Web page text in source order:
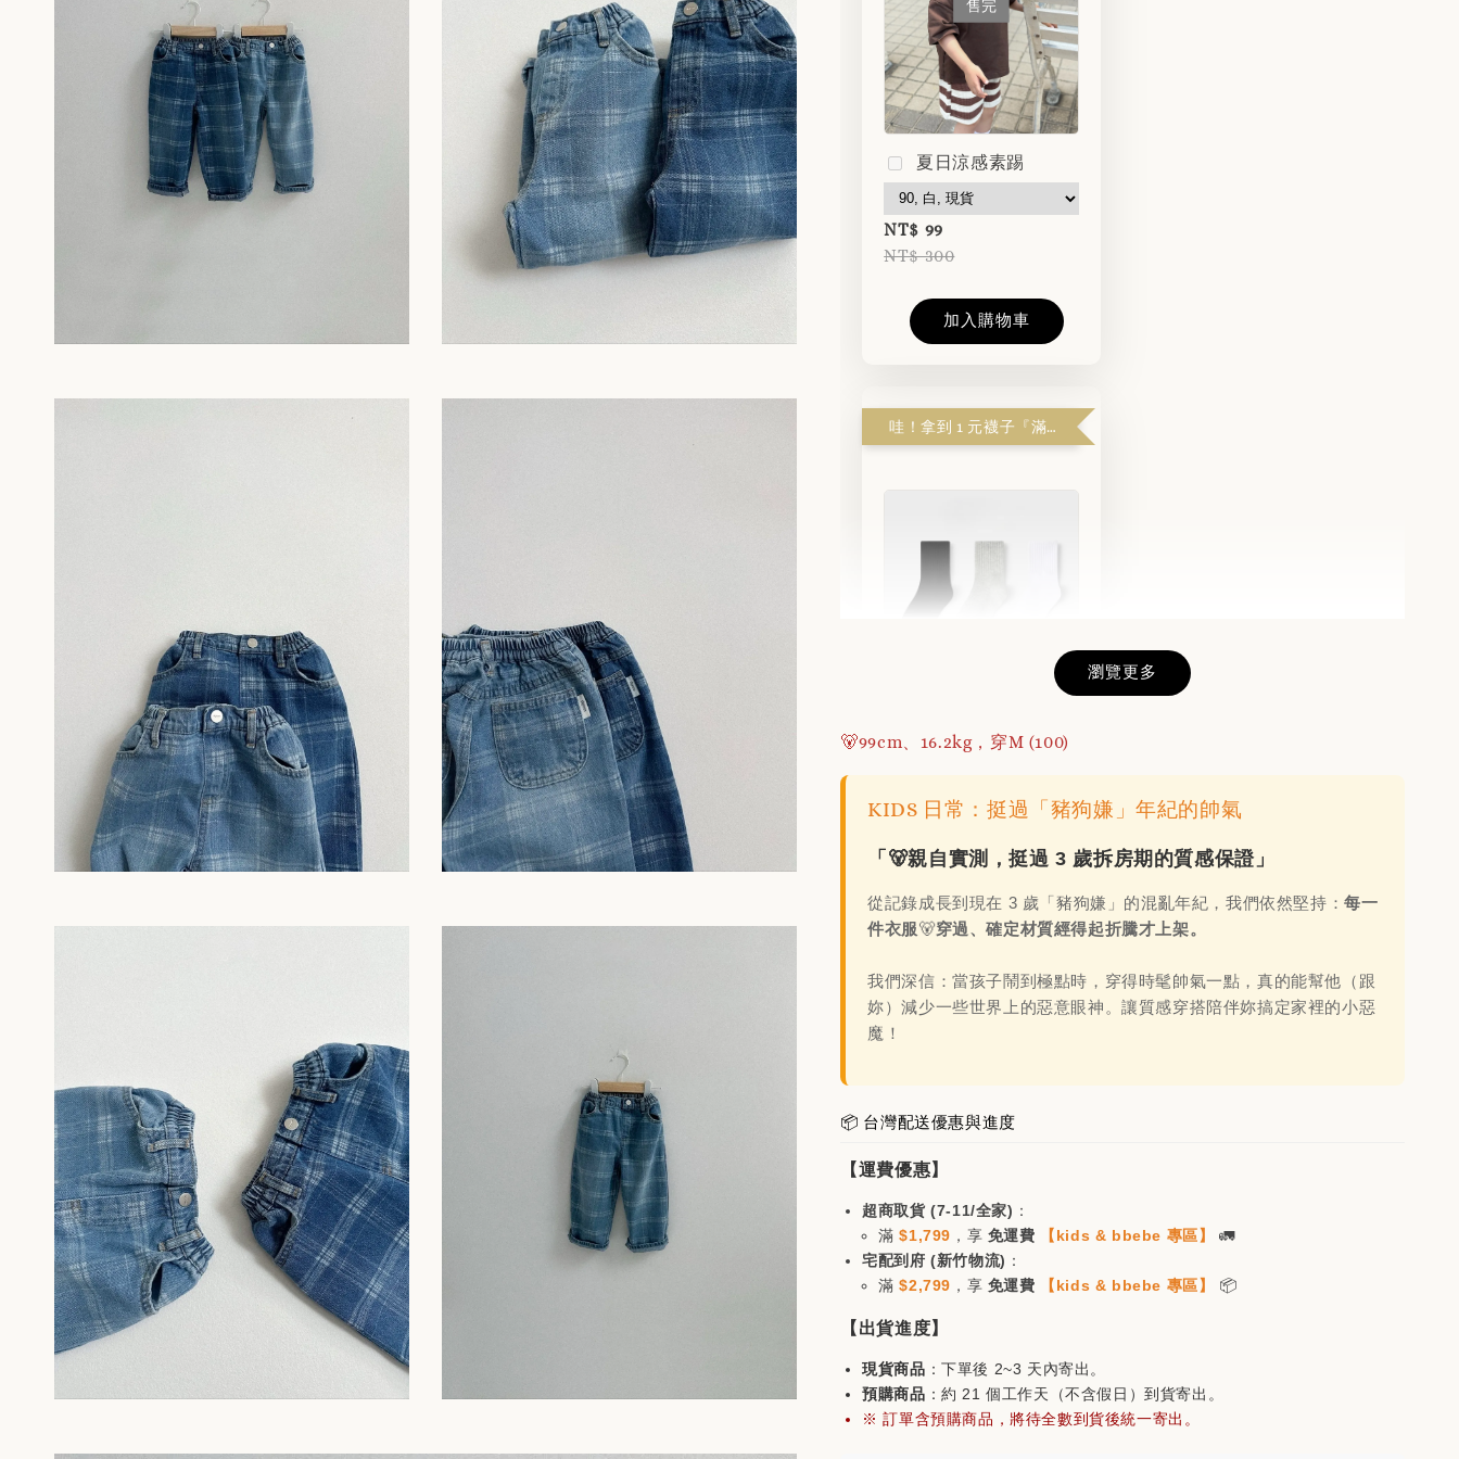
售完
夏日涼感素踢
NT$ 99
NT$ 300
加入購物車
哇！拿到 1 元襪子『滿$1599解鎖』
色/組)
NT$ 1
- +
加入購物車
日韓品牌輕鬆入袋，買🐻商品立減$200
mont-bell方格紋五
分割帽(購買🐻家任
一商品即可折價
$200)
- +
mont-bell配色五分
NT$ 880
瀏覽更多
🐻99cm、16.2kg，穿M (100)
KIDS 日常：挺過「豬狗嫌」年紀的帥氣
「🐻親自實測，挺過 3 歲拆房期的質感保證」
從記錄成長到現在 3 歲「豬狗嫌」的混亂年紀，我們依然堅持：每一
件衣服🐻穿過、確定材質經得起折騰才上架。
我們深信：當孩子鬧到極點時，穿得時髦帥氣一點，真的能幫他（跟
妳）減少一些世界上的惡意眼神。讓質感穿搭陪伴妳搞定家裡的小惡
魔！
📦 台灣配送優惠與進度
【運費優惠】
超商取貨 (7-11/全家) ：
滿$1,799 ，享 免運費 【kids & bbebe 專區】
🚛
宅配到府 (新竹物流) ：
滿$2,799 ，享 免運費 【kids & bbebe 專區】 📦
【出貨進度】
現貨商品 ：下單後 2~3 天內寄出。
預購商品 ：約 21 個工作天（不含假日）到貨寄出。
※ 訂單含預購商品，將待全數到貨後統一寄出。